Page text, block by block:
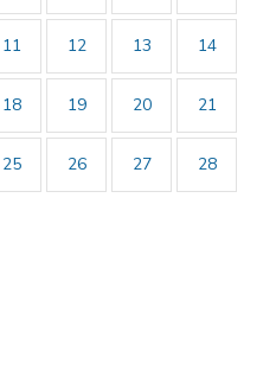
11 12 13 14
18 19 20 21
25 26 27 28